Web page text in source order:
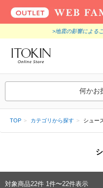
>地震の影響による
何かお
TOP カテゴリから探す シュー
対象商品22件 1件〜22件表示